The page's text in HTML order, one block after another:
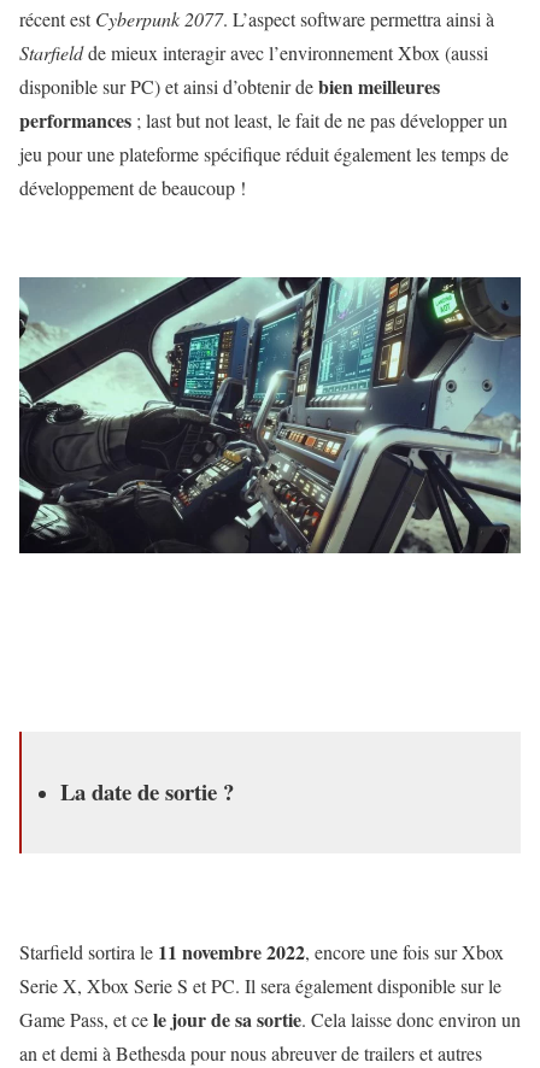
récent estCyberpunk 2077. L’aspect software permettra ainsi à
Starfieldde mieux interagir avec l’environnement Xbox (aussi
disponible sur PC) et ainsi d’obtenir debien meilleures
performances ; last but not least, le fait de ne pas développer un
jeu pour une plateforme spécifique réduit également les temps de
développement de beaucoup !
La date de sortie ?
Starfield sortira le 11 novembre 2022, encore une fois sur Xbox
Serie X, Xbox Serie S et PC. Il sera également disponible sur le
Game Pass, et cele jour de sa sortie. Cela laisse donc environ un
an et demi à Bethesda pour nous abreuver de trailers et autres